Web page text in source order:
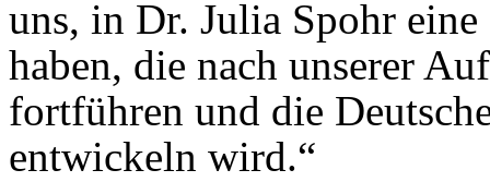
uns, in Dr. Julia Spohr
haben, die nach unserer
fortführen und die
entwickeln wird.“